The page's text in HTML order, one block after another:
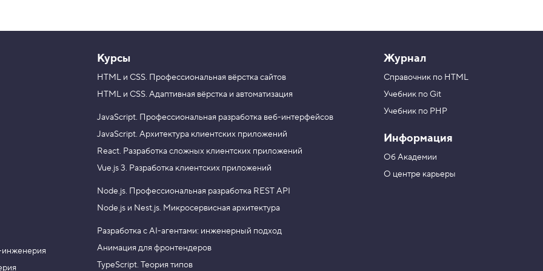
Курсы
HTML и CSS. Профессиональная вёрстка сайтов
HTML и CSS. Адаптивная вёрстка и автоматизация
JavaScript. Профессиональная разработка веб-интерфейсов
JavaScript. Архитектура клиентских приложений
React. Разработка сложных клиентских приложений
Vue.js 3. Разработка клиентских приложений
Node.js. Профессиональная разработка REST API
Node.js и Nest.js. Микросервисная архитектура
Разработка с AI-агентами: инженерный подход
Анимация для фронтендеров
TypeScript. Теория типов
Журнал
Справочник по HTML
Учебник по Git
Учебник по PHP
Информация
Об Академии
О центре карьеры